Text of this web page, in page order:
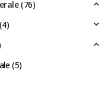
(76)
(4)
(5)